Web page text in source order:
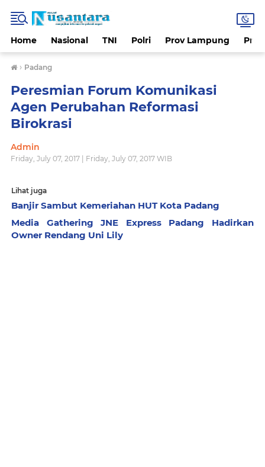
Home Nasional TNI Polri Prov Lampung
› Padang
Peresmian Forum Komunikasi
Agen Perubahan Reformasi
Birokrasi
Admin
Friday, July 07, 2017 | Friday, July 07, 2017 WIB
Lihat juga
Banjir Sambut Kemeriahan HUT Kota Padang
Media Gathering JNE Express Padang Hadirkan
Owner Rendang Uni Lily